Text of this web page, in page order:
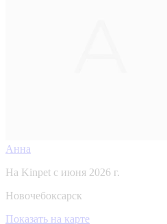
Анна
На Kinpet c июня 2026 г.
Новочебоксарск
Показать на карте